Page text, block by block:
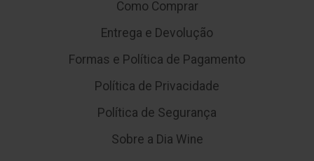
Como Comprar
Entrega e Devolução
Formas e Política de Pagamento
Política de Privacidade
Política de Segurança
Sobre a Dia Wine